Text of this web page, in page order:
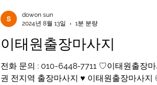
이태원출장마사지
전화 문의 : 010-6448-7711 ♡이태원출장
권 전지역 출장마사지 ♥ 이태원출장마사
dowon sun
2024년 8월 13일
1분 분량